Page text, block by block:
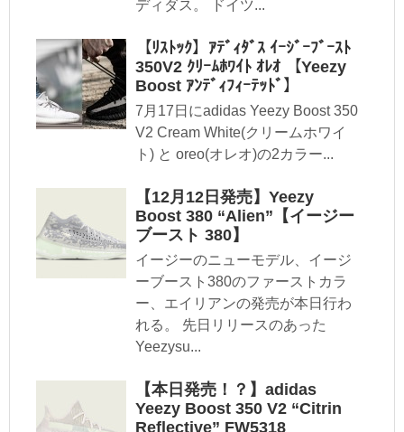
ディダス。 ドイツ...
【ﾘｽﾄｯｸ】ｱﾃﾞｨﾀﾞｽ ｲｰｼﾞｰﾌﾞｰｽﾄ
350V2 ｸﾘｰﾑﾎﾜｲﾄ ｵﾚｵ 【Yeezy
Boost ｱﾝﾃﾞｨﾌｨｰﾃｯﾄﾞ】
7月17日にadidas Yeezy Boost 350
V2 Cream White(クリームホワイ
ト) と oreo(オレオ)の2カラー...
【12月12日発売】Yeezy
Boost 380 “Alien”【イージー
ブースト 380】
イージーのニューモデル、イージ
ーブースト380のファーストカラ
ー、エイリアンの発売が本日行わ
れる。 先日リリースのあった
Yeezysu...
【本日発売！？】adidas
Yeezy Boost 350 V2 “Citrin
Reflective” FW5318